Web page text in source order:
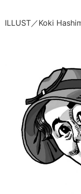
ILLUST／Koki